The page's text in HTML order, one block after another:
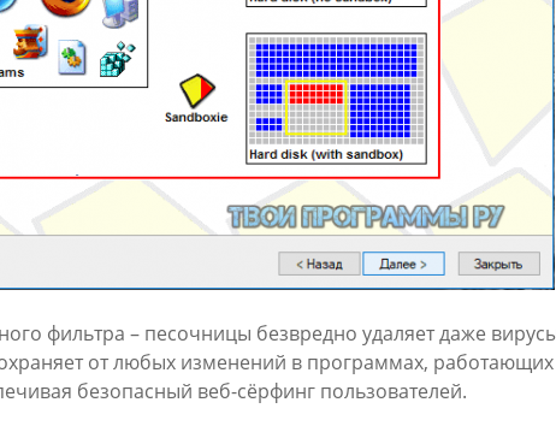
фильтра – песочницы безвредно удаляет даже
от любых изменений в программах, работающих
безопасный веб-сёрфинг пользователей.